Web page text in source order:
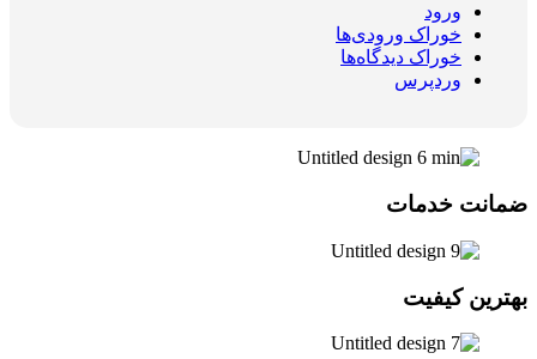
ورود
خوراک ورودی‌ها
خوراک دیدگاه‌ها
وردپرس
ضمانت خدمات
بهترین کیفیت